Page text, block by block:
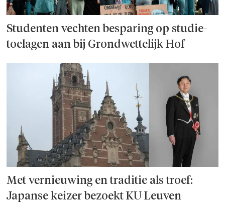
Studenten vechten besparing op studie­
toelagen aan bij Grondwettelijk Hof
Met vernieuwing en traditie als troef:
Japanse keizer bezoekt KU Leuven